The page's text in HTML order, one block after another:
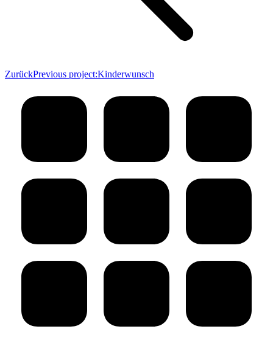
ZurückPrevious project:Kinderwunsch